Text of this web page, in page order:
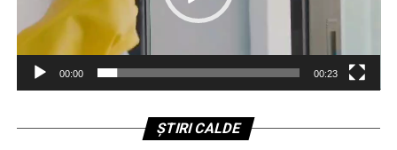
dreptului: Ovidiu-Vasile Predescu tronează ca
Președinte de onoare, în timp ce Nicolae Grofu exercită
funcția de Președinte executiv.
Și pentru ca tabloul să fie complet „academic”, Prim-
vicepreședinte este nimeni altul decât Tudorel Toader.
Da, ați citit bine! Omul care a redefinit concepte juridice
00:00 00:23
ȘTIRI CALDE